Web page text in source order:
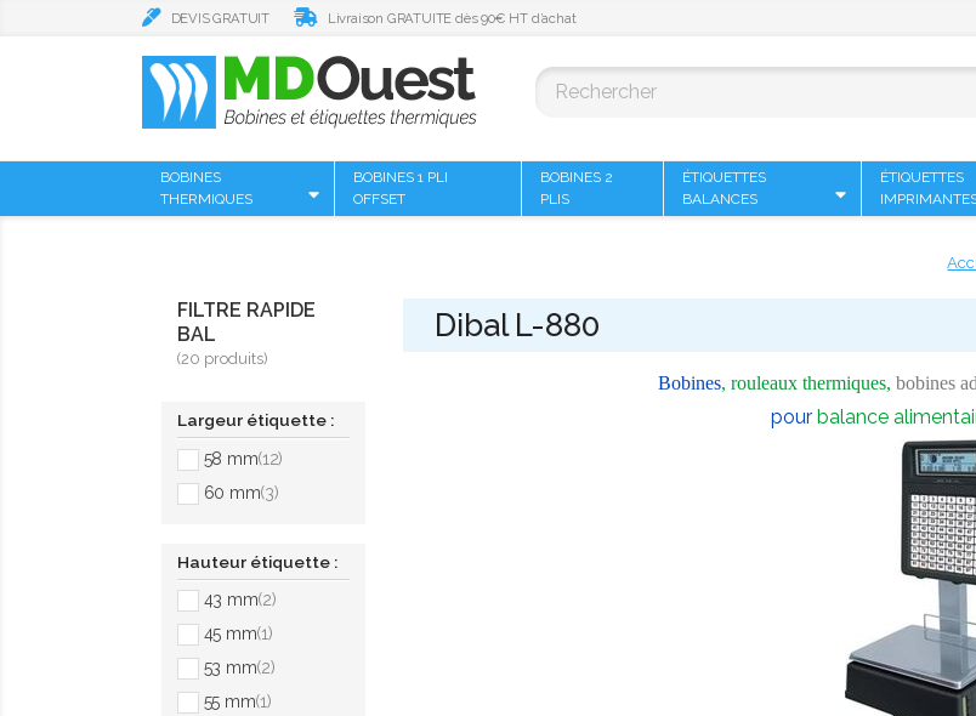
DEVIS GRATUIT Livraison GRATUITE dès 90€ HT d’achat
BOBINES
THERMIQUES
BOBINES 1 PLI
OFFSET
BOBINES 2
PLIS
ÉTIQUETTES
BALANCES
ÉTIQUETTES
FILTRE RAPIDE
BAL
(20 produits)
Largeur étiquette :
58 mm(12)
60 mm(3)
Hauteur étiquette :
43 mm(2)
45 mm(1)
53 mm(2)
55 mm(1)
Dibal L-880
Bobines, rouleaux thermiques, bobines
pour balance